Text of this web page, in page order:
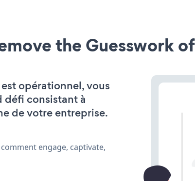
the Guesswork
opérationnel, vous
défi consistant à
de votre entreprise.
engage, captivate,